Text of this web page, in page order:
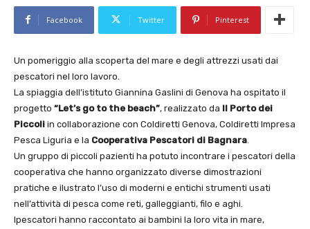
Facebook Twitter Pinterest
Un pomeriggio alla scoperta del mare e degli attrezzi usati dai
pescatori nel loro lavoro.
La spiaggia dell’istituto Giannina Gaslini di Genova ha ospitato il
progetto “Let’s go to the beach”, realizzato da Il Porto dei
Piccoli in collaborazione con Coldiretti Genova, Coldiretti Impresa
Pesca Liguria e la Cooperativa Pescatori di Bagnara
Un gruppo di piccoli pazienti ha potuto incontrare i pescatori della
cooperativa che hanno organizzato diverse dimostrazioni
pratiche e ilustrato l’uso di moderni e entichi strumenti usati
nell’attività di pesca come reti, galleggianti, filo e aghi.
Ipescatori hanno raccontato ai bambini la loro vita in mare,